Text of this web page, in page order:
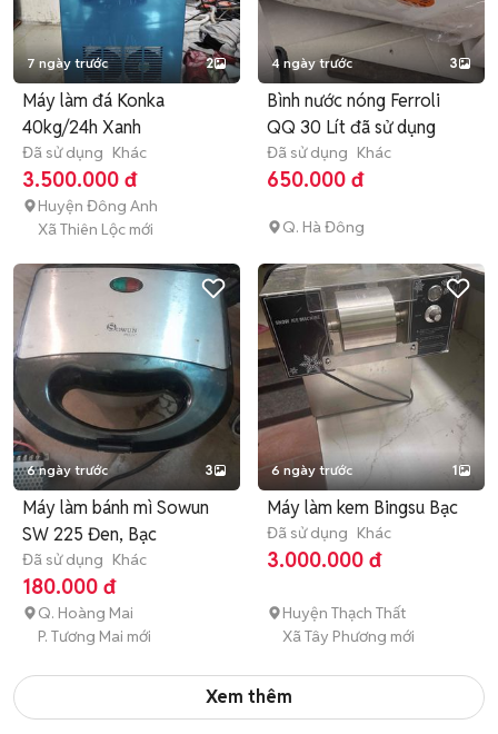
7 ngày trước 2
Máy làm đá Konka
40kg/24h Xanh
Đã sử dụng Khác
3.500.000 đ
Huyện Đông Anh
Xã Thiên Lộc mới
4 ngày trước 3
Bình nước nóng Ferroli
QQ 30 Lít đã sử dụng
Đã sử dụng Khác
650.000 đ
Q. Hà Đông
6 ngày trước 3
Máy làm bánh mì Sowun
SW 225 Đen, Bạc
Đã sử dụng Khác
180.000 đ
Q. Hoàng Mai
P. Tương Mai mới
6 ngày trước 1
Máy làm kem Bingsu Bạc
Đã sử dụng Khác
3.000.000 đ
Huyện Thạch Thất
Xã Tây Phương mới
Xem thêm